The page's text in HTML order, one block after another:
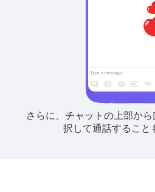
さらに、チャットの上部か
択して通話すること